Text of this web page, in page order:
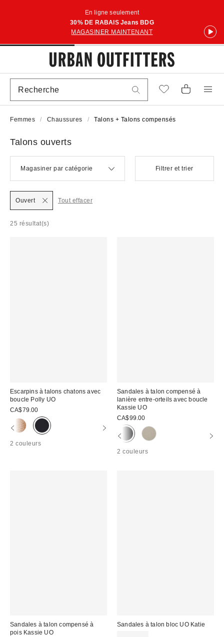
En ligne seulement
30% DE RABAIS Jeans BDG
MAGASINER MAINTENANT
Femmes Chaussures Talons + Talons compensés
Talons ouverts
Magasiner par catégorie Filtrer et trier
25 résultat(s)
Ouvert Tout effacer
Escarpins à talons chatons avec
boucle Polly UO
CA$79.00
2 couleurs
Sandales à talon compensé à
lanière entre-orteils avec boucle
Kassie UO
CA$99.00
2 couleurs
Sandales à talon compensé à
pois Kassie UO
Sandales à talon bloc UO Katie